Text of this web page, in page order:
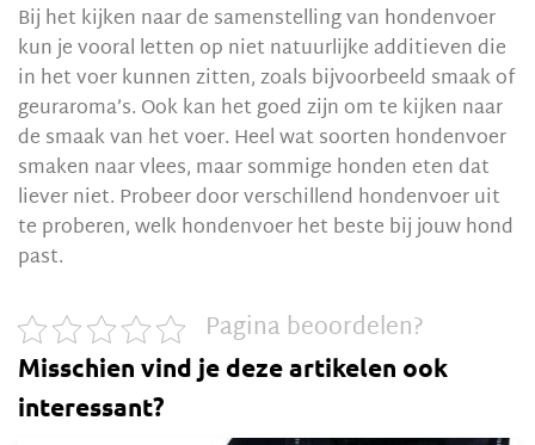
Bij het kijken naar de samenstelling van hondenvoer
kun je vooral letten op niet natuurlijke additieven die
in het voer kunnen zitten, zoals bijvoorbeeld smaak of
geuraroma’s. Ook kan het goed zijn om te kijken naar
de smaak van het voer. Heel wat soorten hondenvoer
smaken naar vlees, maar sommige honden eten dat
liever niet. Probeer door verschillend hondenvoer uit
te proberen, welk hondenvoer het beste bij jouw hond
past.
Pagina beoordelen?
Misschien vind je deze artikelen ook
interessant?